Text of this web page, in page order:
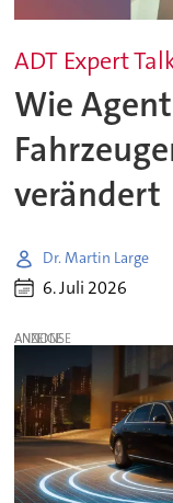
ADT Expert
Wie
verändert
Dr. Martin Large
6. Juli 2026
ANZEIGE